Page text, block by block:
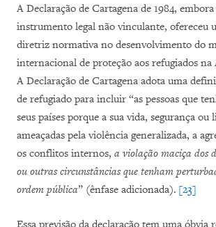
A Declaração de Cartagena de 1984,
instrumento legal não vinculante, ofereceu
diretriz normativa no desenvolvimento do
internacional de proteção aos refugiados
A Declaração de Cartagena adota uma
de refugiado para incluir “as pessoas que
seus países porque a sua vida, segurança
ameaçadas pela violência generalizada, a
os conflitos internos, a violação maciça dos
ou outras circunstâncias que tenham
ordem pública” (ênfase adicionada). [23]